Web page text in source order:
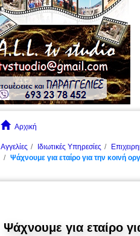
Αρχική
Αγγελίες Ιδιωτικές Υπηρεσίες
Ψάχνουμε για εταίρο για την κοινή
Ψάχνουμε για εταίρο